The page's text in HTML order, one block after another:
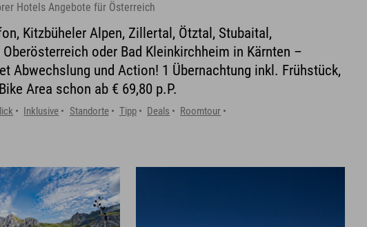
Hotels Angebote für Österreich
Kitzbüheler Alpen, Zillertal, Ötztal, Stubaital,
oder Bad Kleinkirchheim in Kärnten –
Abwechslung und Action! 1 Übernachtung inkl. Frühstück,
Area schon ab € 69,80 p.P.
Inklusive Standorte Tipp Deals Roomtour